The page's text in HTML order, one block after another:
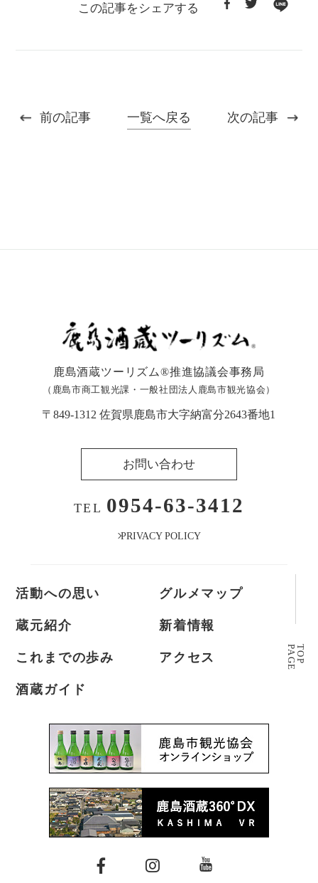
この記事をシェアする
前の記事 一覧へ戻る 次の記事
鹿島酒蔵ツーリズム®︎推進協議会事務局
（鹿島市商工観光課・一般社団法人鹿島市観光協会）
〒849-1312 佐賀県鹿島市大字納富分2643番地1
お問い合わせ
TEL 0954-63-3412
PRIVACY POLICY
活動への思い
蔵元紹介
これまでの歩み
酒蔵ガイド
グルメマップ
新着情報
アクセス P
A
G
E
T
OP